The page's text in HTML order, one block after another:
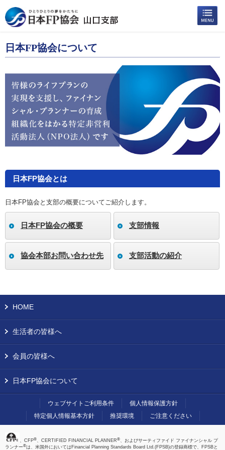
日本FP協会について
日本FP協会とは
日本FP協会と支部の概要についてご紹介します。
日本FP協会の概要 支部情報
協会本部お問い合わせ先 支部活動の紹介
HOME
生活者の皆様へ
会員の皆様へ
日本FP協会について
ウェブサイトご利用条件
個人情報保護方針
特定個人情報基本方針
推奨環境 ご注意ください
、CFP®、CERTIFIED FINANCIAL PLANNER®、およびサーティファイド ファイナンシャル プ
ランナー®は、米国外においてはFinancial Planning Standards Board Ltd.(FPSB)の登録商標で、FPSBと